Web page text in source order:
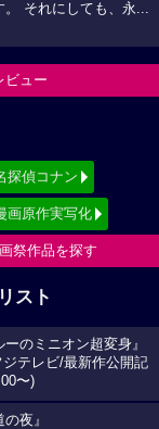
。 それにしても、永...
ビュー
探偵コナン
画原作実写化
祭作品を探す
スト
ーのミニオン超変身』
ジテレビ/最新作公開記
〜)
の夜』